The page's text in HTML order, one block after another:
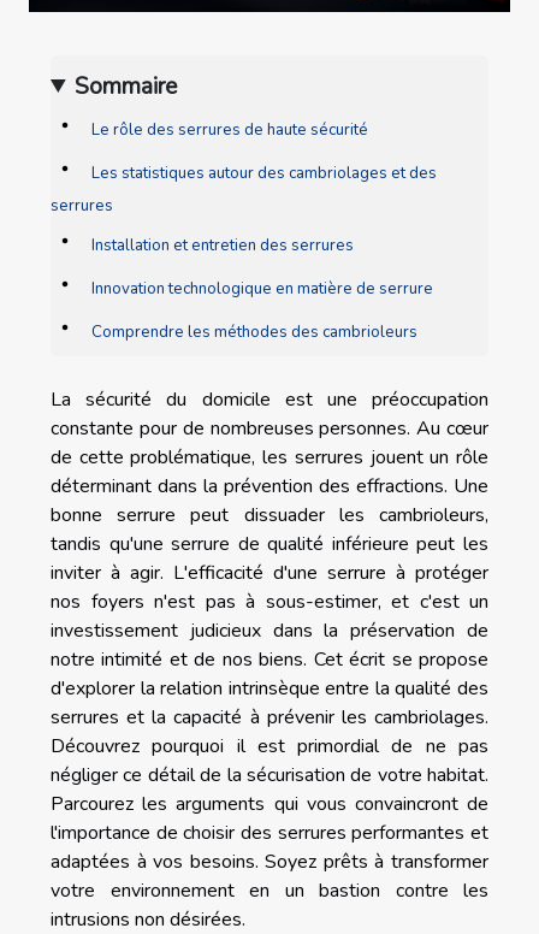
Sommaire
Le rôle des serrures de haute sécurité
Les statistiques autour des cambriolages et des
serrures
Installation et entretien des serrures
Innovation technologique en matière de serrure
Comprendre les méthodes des cambrioleurs
La sécurité du domicile est une préoccupation
constante pour de nombreuses personnes. Au cœur
de cette problématique, les serrures jouent un rôle
déterminant dans la prévention des effractions. Une
bonne serrure peut dissuader les cambrioleurs,
tandis qu'une serrure de qualité inférieure peut les
inviter à agir. L'efficacité d'une serrure à protéger
nos foyers n'est pas à sous-estimer, et c'est un
investissement judicieux dans la préservation de
notre intimité et de nos biens. Cet écrit se propose
d'explorer la relation intrinsèque entre la qualité des
serrures et la capacité à prévenir les cambriolages.
Découvrez pourquoi il est primordial de ne pas
négliger ce détail de la sécurisation de votre habitat.
Parcourez les arguments qui vous convaincront de
l'importance de choisir des serrures performantes et
adaptées à vos besoins. Soyez prêts à transformer
votre environnement en un bastion contre les
intrusions non désirées.